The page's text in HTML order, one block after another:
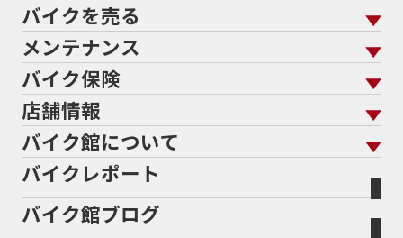
バイクを買う トップ
バイクを探す
メーカーから探す
色から探す
スタイルから探す
排気量から探す
走行距離から探す
中古車から探す
バイクを売る
バイクを売る トップ
バイク館買取の強み
バイクを高く売るコツ
バイク買取の流れ
全国展開の強み
よくあるご質問
バイク買取強化車両
オンライン査定フォーム
メンテナンス
メンテナンス トップ
バイク点検
バイク車検
Bikeep
プロテクションフィルム
バイク保険
バイク保険 トップ
自賠責保険
任意保険
バイク保険無料見積り（現在未加入の方）
店舗情報
店舗情報 トップ
北海道
宮城
バイク館について
バイク館について トップ
バイク館が選ばれる理由
バイクレポート
バイク館ブログ